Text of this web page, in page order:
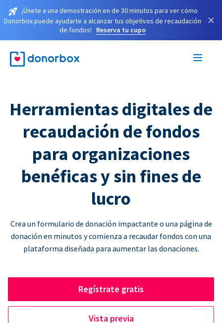
¡Únete a una demostración en de 30 minutos para ver cómo
Donorbox puede ayudarte a alcanzar tus objetivos de recaudación
de fondos!
Reserva tu cupo
×
Herramientas digitales de
recaudación de fondos
para organizaciones
benéficas y sin fines de
lucro
Crea un formulario de donación impactante o una página de
donación en minutos y comienza a recaudar fondos con una
plataforma diseñada para aumentar las donaciones.
Regístrate gratis
Vista previa